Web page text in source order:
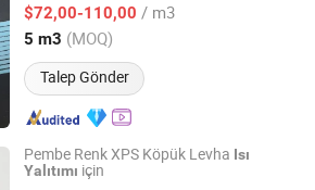
$72,00-110,00 / m3
5 m3 (MOQ)
Talep Gönder
Fiyat 2019
Pembe Renk XPS Köpük Levha Isı
Yalıtımı için
MATERIAL TECH. CO., LTD.